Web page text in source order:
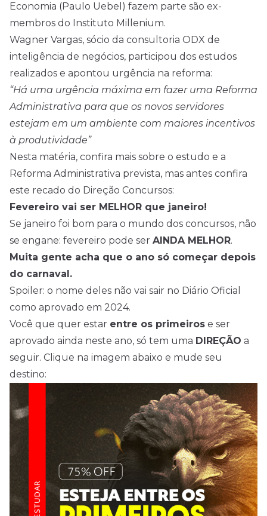
Economia (Paulo Uebel) fazem parte são ex-
membros do Instituto Millenium.
Wagner Vargas, sócio da consultoria ODX de
inteligência de negócios, participou dos estudos
realizados e apontou urgência na reforma:
“Há uma urgência máxima em fazer uma Reforma
Administrativa para que os novos servidores
estejam em um ambiente com maiores incentivos
à produtividade”
Nesta matéria, confira mais sobre o estudo e a
Reforma Administrativa prevista, mas antes confira
este recado do Direção Concursos:
Fevereiro vai ser MELHOR que janeiro!
Se janeiro foi bom para o mundo dos concursos, não
se engane: fevereiro pode ser AINDA MELHOR.
Muita gente acha que o ano só começar depois
do carnaval.
Spoiler: o nome deles não vai sair no Diário Oficial
como aprovado em 2024.
Você que quer estar entre os primeiros e ser
aprovado ainda neste ano, só tem uma DIREÇÃO a
seguir. Clique na imagem abaixo e mude seu
destino: